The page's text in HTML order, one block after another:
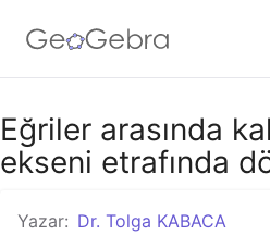
Google Classroom
Eğriler arasında
ekseni etrafında
Yazar: Dr. Tolga KABACA